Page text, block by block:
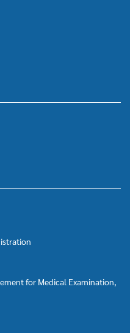
for Medical Examination,